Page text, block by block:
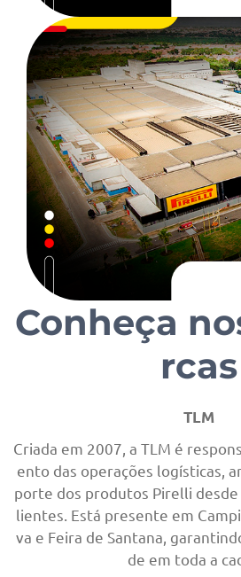
Conheça
rcas
TLM
Criada em 2007, a TLM é
ento das operações logísticas,
porte dos produtos Pirelli desde
lientes. Está presente em
va e Feira de Santana,
de em toda a